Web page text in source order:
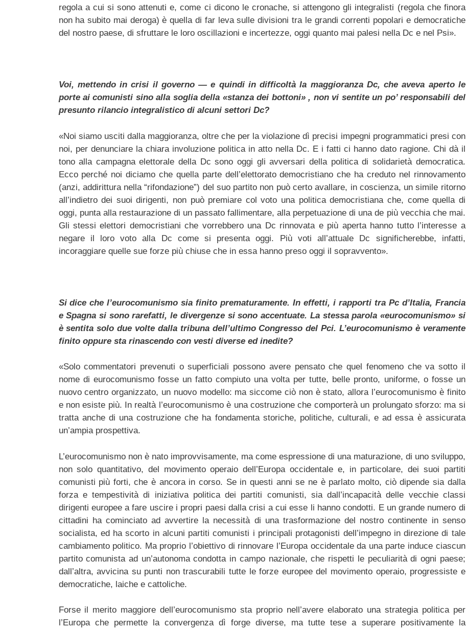
regola a cui si sono attenuti e, come ci dicono le cronache, si attengono gli integralisti (regola che finora
non ha subito mai deroga) è quella di far leva sulle divisioni tra le grandi correnti popolari e democratiche
del nostro paese, di sfruttare le loro oscillazioni e incertezze, oggi quanto mai palesi nella Dc e nel Psi».
Voi, mettendo in crisi il governo — e quindi in difficoltà la maggioranza Dc, che aveva aperto le
porte ai comunisti sino alla soglia della «stanza dei bottoni» , non vi sentite un po’ responsabili del
presunto rilancio integralistico di alcuni settori Dc?
«Noi siamo usciti dalla maggioranza, oltre che per la violazione dì precisi impegni programmatici presi con
noi, per denunciare la chiara involuzione politica in atto nella Dc. E i fatti ci hanno dato ragione. Chi dà il
tono alla campagna elettorale della Dc sono oggi gli avversari della politica di solidarietà democratica.
Ecco perché noi diciamo che quella parte dell’elettorato democristiano che ha creduto nel rinnovamento
(anzi, addirittura nella “rifondazione”) del suo partito non può certo avallare, in coscienza, un simile ritorno
all’indietro dei suoi dirigenti, non può premiare col voto una politica democristiana che, come quella di
oggi, punta alla restaurazione di un passato fallimentare, alla perpetuazione di una de più vecchia che mai.
Gli stessi elettori democristiani che vorrebbero una Dc rinnovata e più aperta hanno tutto l’interesse a
negare il loro voto alla Dc come si presenta oggi. Più voti all’attuale Dc significherebbe, infatti,
incoraggiare quelle sue forze più chiuse che in essa hanno preso oggi il sopravvento».
Si dice che l’eurocomunismo sia finito prematuramente. In effetti, i rapporti tra Pc d’Italia, Francia
e Spagna si sono rarefatti, le divergenze si sono accentuate. La stessa parola «eurocomunismo» si
è sentita solo due volte dalla tribuna dell’ultimo Congresso del Pci. L’eurocomunismo è veramente
finito oppure sta rinascendo con vesti diverse ed inedite?
«Solo commentatori prevenuti o superficiali possono avere pensato che quel fenomeno che va sotto il
nome di eurocomunismo fosse un fatto compiuto una volta per tutte, belle pronto, uniforme, o fosse un
nuovo centro organizzato, un nuovo modello: ma siccome ciò non è stato, allora l’eurocomunismo è finito
e non esiste più. In realtà l’eurocomunismo è una costruzione che comporterà un prolungato sforzo: ma si
tratta anche di una costruzione che ha fondamenta storiche, politiche, culturali, e ad essa è assicurata
un’ampia prospettiva.
L’eurocomunismo non è nato improvvisamente, ma come espressione di una maturazione, di uno sviluppo,
non solo quantitativo, del movimento operaio dell’Europa occidentale e, in particolare, dei suoi partiti
comunisti più forti, che è ancora in corso. Se in questi anni se ne è parlato molto, ciò dipende sia dalla
forza e tempestività di iniziativa politica dei partiti comunisti, sia dall’incapacità delle vecchie classi
dirigenti europee a fare uscire i propri paesi dalla crisi a cui esse li hanno condotti. E un grande numero di
cittadini ha cominciato ad avvertire la necessità di una trasformazione del nostro continente in senso
socialista, ed ha scorto in alcuni partiti comunisti i principali protagonisti dell’impegno in direzione di tale
cambiamento politico. Ma proprio l’obiettivo di rinnovare l’Europa occidentale da una parte induce ciascun
partito comunista ad un’autonoma condotta in campo nazionale, che rispetti le peculiarità di ogni paese;
dall’altra, avvicina su punti non trascurabili tutte le forze europee del movimento operaio, progressiste e
democratiche, laiche e cattoliche.
Forse il merito maggiore dell’eurocomunismo sta proprio nell’avere elaborato una strategia politica per
l’Europa che permette la convergenza dì forge diverse, ma tutte tese a superare positivamente la